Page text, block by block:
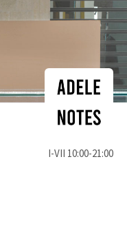
I-VII 10:00-21:00